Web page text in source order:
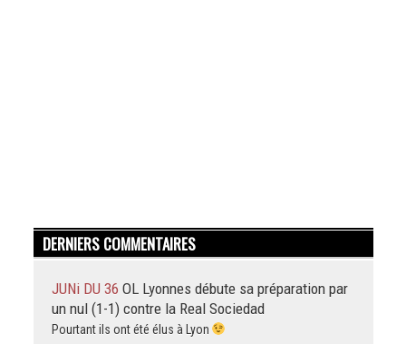
DERNIERS COMMENTAIRES
JUNi DU 36 OL Lyonnes débute sa préparation par
un nul (1-1) contre la Real Sociedad
Pourtant ils ont été élus à Lyon